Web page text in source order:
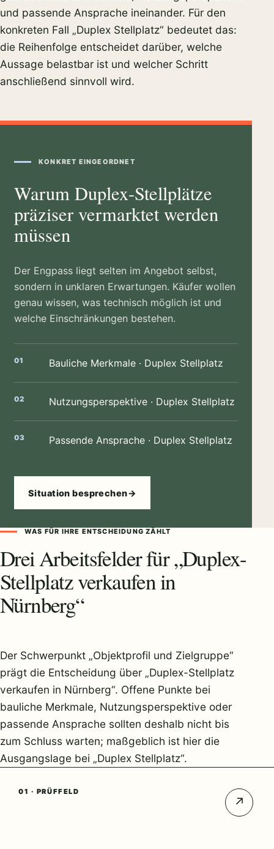
und passende Ansprache ineinander. Für den
konkreten Fall „Duplex Stellplatz“ bedeutet das:
die Reihenfolge entscheidet darüber, welche
Aussage belastbar ist und welcher Schritt
anschließend sinnvoll wird.
KONKRET EINGEORDNET
Warum Duplex-Stellplätze
präziser vermarktet werden
müssen
Der Engpass liegt selten im Angebot selbst,
sondern in unklaren Erwartungen. Käufer wollen
genau wissen, was technisch möglich ist und
welche Einschränkungen bestehen.
Bauliche Merkmale · Duplex Stellplatz
Nutzungsperspektive · Duplex Stellplatz
Passende Ansprache · Duplex Stellplatz
Situation besprechen→
WAS FÜR IHRE ENTSCHEIDUNG ZÄHLT
Drei Arbeitsfelder für „Duplex-
Stellplatz verkaufen in
Nürnberg“
Der Schwerpunkt „Objektprofil und Zielgruppe“
prägt die Entscheidung über „Duplex-Stellplatz
verkaufen in Nürnberg“. Offene Punkte bei
bauliche Merkmale, Nutzungsperspektive oder
passende Ansprache sollten deshalb nicht bis
zum Schluss warten; maßgeblich ist hier die
Ausgangslage bei „Duplex Stellplatz“.
01 · PRÜFFELD
↗